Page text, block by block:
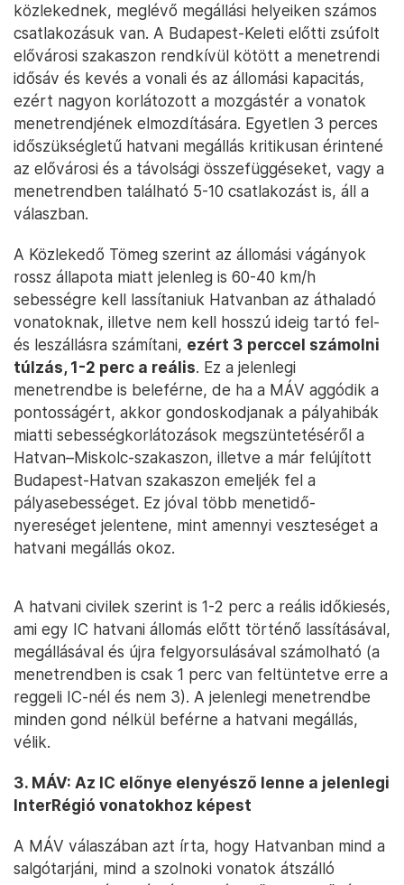
közlekednek, meglévő megállási helyeiken számos
csatlakozásuk van. A Budapest-Keleti előtti zsúfolt
elővárosi szakaszon rendkívül kötött a menetrendi
idősáv és kevés a vonali és az állomási kapacitás,
ezért nagyon korlátozott a mozgástér a vonatok
menetrendjének elmozdítására. Egyetlen 3 perces
időszükségletű hatvani megállás kritikusan érintené
az elővárosi és a távolsági összefüggéseket, vagy a
menetrendben található 5-10 csatlakozást is, áll a
válaszban.
A Közlekedő Tömeg szerint az állomási vágányok
rossz állapota miatt jelenleg is 60-40 km/h
sebességre kell lassítaniuk Hatvanban az áthaladó
vonatoknak, illetve nem kell hosszú ideig tartó fel-
és leszállásra számítani, ezért 3 perccel számolni
túlzás, 1-2 perc a reális. Ez a jelenlegi
menetrendbe is beleférne, de ha a MÁV aggódik a
pontosságért, akkor gondoskodjanak a pályahibák
miatti sebességkorlátozások megszüntetéséről a
Hatvan–Miskolc-szakaszon, illetve a már felújított
Budapest-Hatvan szakaszon emeljék fel a
pályasebességet. Ez jóval több menetidő-
nyereséget jelentene, mint amennyi veszteséget a
hatvani megállás okoz.
A hatvani civilek szerint is 1-2 perc a reális időkiesés,
ami egy IC hatvani állomás előtt történő lassításával,
megállásával és újra felgyorsulásával számolható (a
menetrendben is csak 1 perc van feltüntetve erre a
reggeli IC-nél és nem 3). A jelenlegi menetrendbe
minden gond nélkül beférne a hatvani megállás,
vélik.
3. MÁV: Az IC előnye elenyésző lenne a jelenlegi
InterRégió vonatokhoz képest
A MÁV válaszában azt írta, hogy Hatvanban mind a
salgótarjáni, mind a szolnoki vonatok átszálló